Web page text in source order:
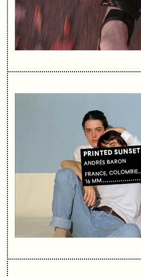
PRINTED SUNSET
ANDRÉS BARON
FRANCE, COLOMBIE
16 MM